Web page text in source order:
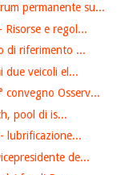
permanente su...
Risorse e regol...
di riferimento ...
due veicoli el...
convegno Osserv...
pool di is...
lubrificazione...
de...